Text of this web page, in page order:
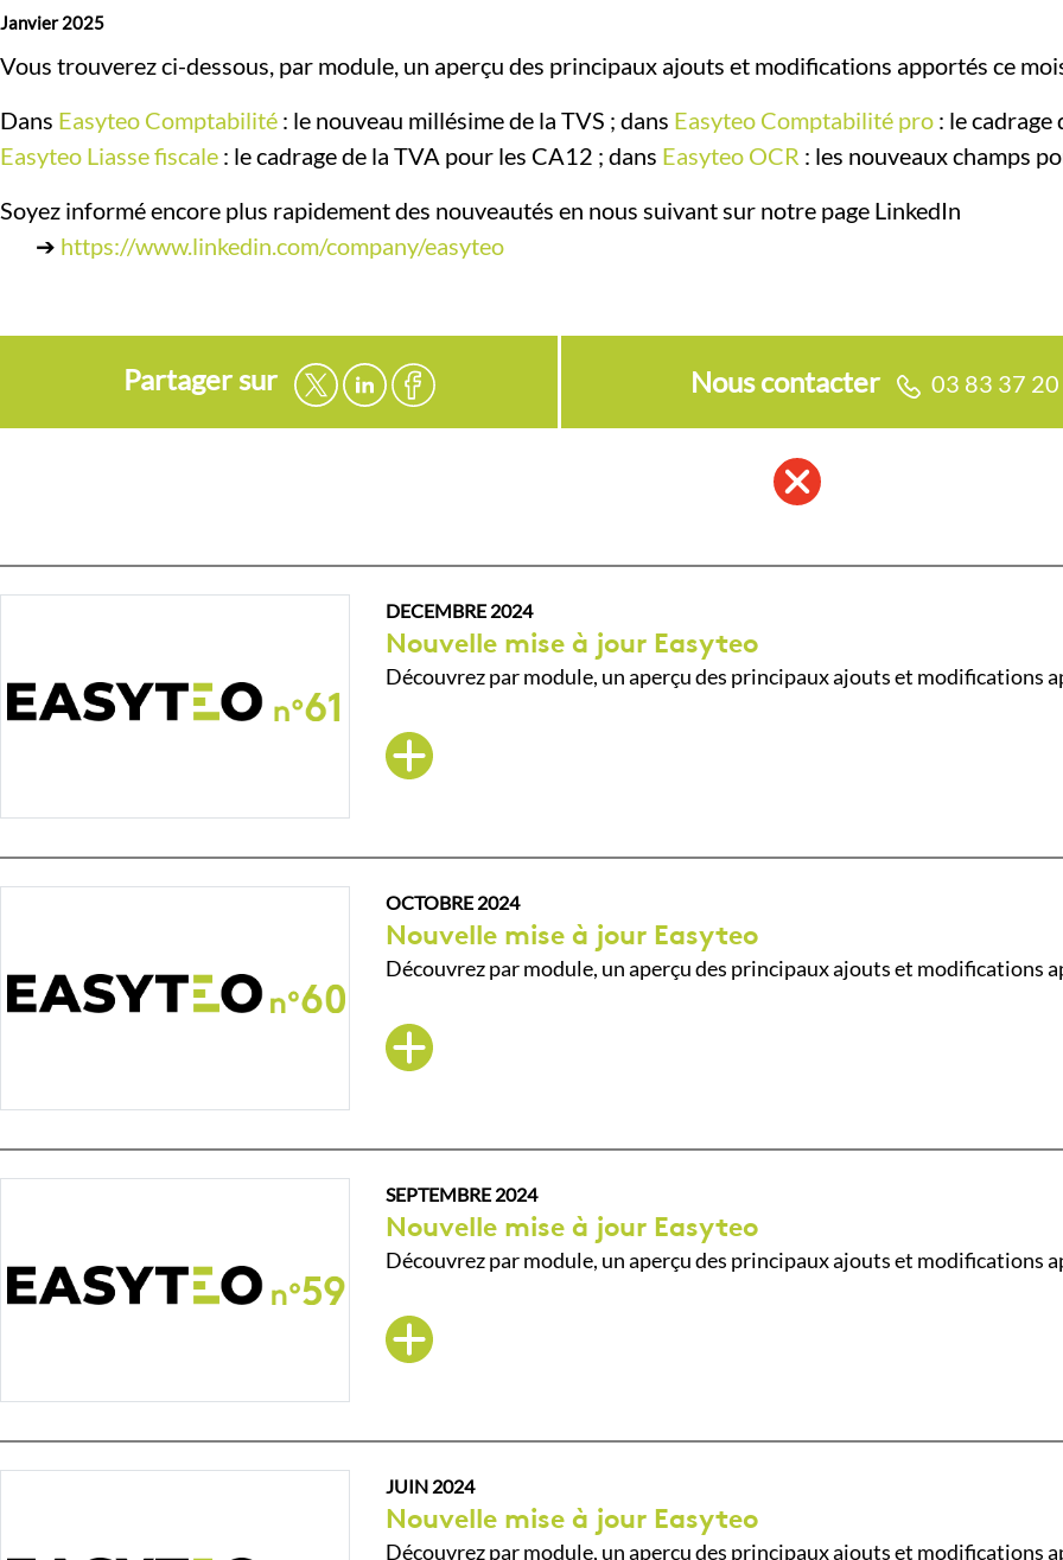
Janvier 2025
Vous trouverez ci-dessous, par module, un aperçu des principaux ajouts et modifications apportés ce
Dans Easyteo Comptabilité : le nouveau millésime de la TVS ; dans Easyteo Comptabilité pro : le cadrage
Easyteo Liasse fiscale : le cadrage de la TVA pour les CA12 ; dans Easyteo OCR : les nouveaux champs
Soyez informé encore plus rapidement des nouveautés en nous suivant sur notre page LinkedIn
➔ https://www.linkedin.com/company/easyteo
Partager sur Nous contacter 03 83 37
DECEMBRE 2024
Nouvelle mise à jour Easyteo
Découvrez par module, un aperçu des principaux ajouts et modifications
OCTOBRE 2024
Nouvelle mise à jour Easyteo
Découvrez par module, un aperçu des principaux ajouts et modifications
SEPTEMBRE 2024
Nouvelle mise à jour Easyteo
Découvrez par module, un aperçu des principaux ajouts et modifications
JUIN 2024
Nouvelle mise à jour Easyteo
Découvrez par module, un aperçu des principaux ajouts et modifications